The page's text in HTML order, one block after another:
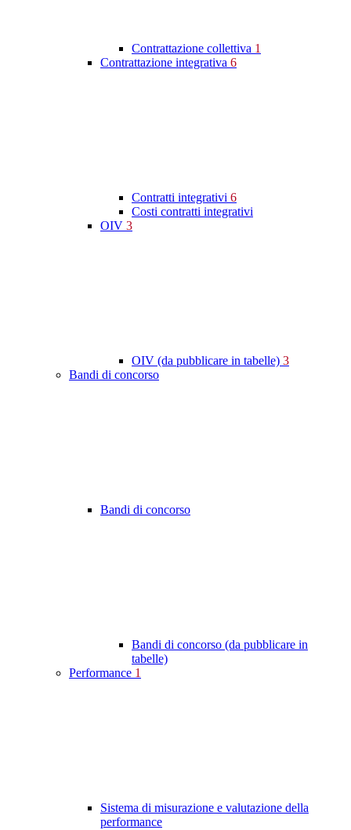
Contrattazione collettiva 1
Contrattazione integrativa 6
Contratti integrativi 6
Costi contratti integrativi
OIV 3
OIV (da pubblicare in tabelle) 3
Bandi di concorso
Bandi di concorso
Bandi di concorso (da pubblicare in
tabelle)
Performance 1
Sistema di misurazione e valutazione della
performance